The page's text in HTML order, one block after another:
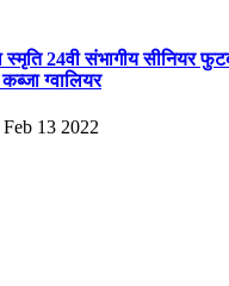
स्मृति 24वी संभागीय सीनियर
ग्वालियर
13 2022